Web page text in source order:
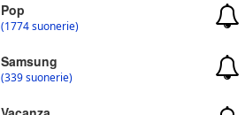
Pop
(1774 suonerie)
Samsung
(339 suonerie)